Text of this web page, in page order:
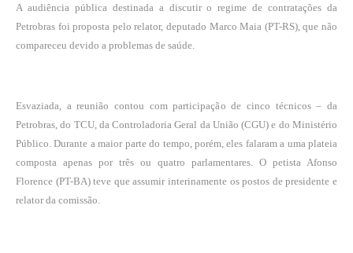
A audiência pública destinada a discutir o regime de contratações da
Petrobras foi proposta pelo relator, deputado Marco Maia (PT-RS), que não
compareceu devido a problemas de saúde.
Esvaziada, a reunião contou com participação de cinco técnicos – da
Petrobras, do TCU, da Controladoria Geral da União (CGU) e do Ministério
Público. Durante a maior parte do tempo, porém, eles falaram a uma plateia
composta apenas por três ou quatro parlamentares. O petista Afonso
Florence (PT-BA) teve que assumir interinamente os postos de presidente e
relator da comissão.